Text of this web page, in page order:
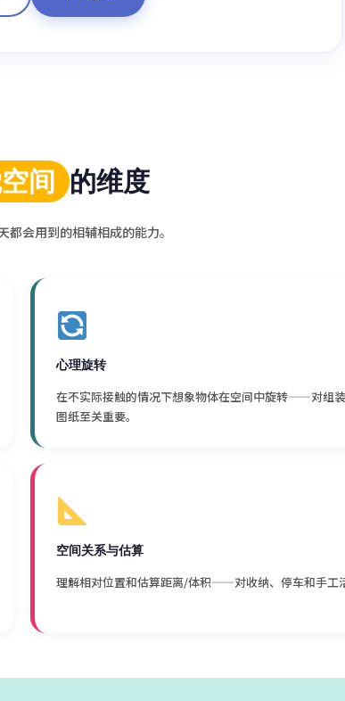
间 的维度
都会用到的相辅相成的能力。
心理旋转
在不实际接触的情况下想象物体在空间中旋转——对组
图纸至关重要。
空间关系与估算
理解相对位置和估算距离/体积——对收纳、停车和手工